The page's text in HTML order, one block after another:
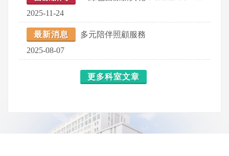
2025-11-24
最新消息
多元陪伴照顧服務
2025-08-07
更多科室文章